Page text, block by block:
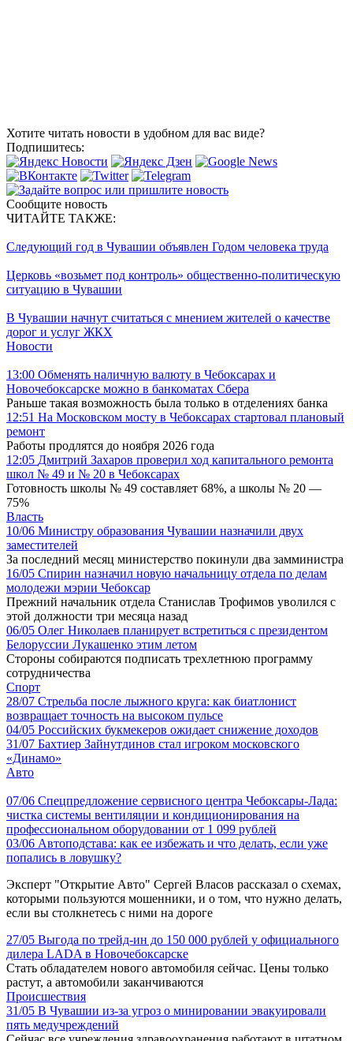
Хотите читать новости в удобном для вас виде?
Подпишитесь:
Сообщите новость
ЧИТАЙТЕ ТАКЖЕ:
Следующий год в Чувашии объявлен Годом человека труда
Церковь «возьмет под контроль» общественно-политическую
ситуацию в Чувашии
В Чувашии начнут считаться с мнением жителей о качестве
дорог и услуг ЖКХ
Новости
13:00 Обменять наличную валюту в Чебоксарах и
Новочебоксарске можно в банкоматах Сбера
Раньше такая возможность была только в отделениях банка
12:51 На Московском мосту в Чебоксарах стартовал плановый
ремонт
Работы продлятся до ноября 2026 года
12:05 Дмитрий Захаров проверил ход капитального ремонта
школ № 49 и № 20 в Чебоксарах
Готовность школы № 49 составляет 68%, а школы № 20 —
75%
Власть
10/06 Министру образования Чувашии назначили двух
заместителей
За последний месяц министерство покинули два замминистра
16/05 Спирин назначил новую начальницу отдела по делам
молодежи мэрии Чебоксар
Прежний начальник отдела Станислав Трофимов уволился с
этой должности три месяца назад
06/05 Олег Николаев планирует встретиться с президентом
Белоруссии Лукашенко этим летом
Стороны собираются подписать трехлетнюю программу
сотрудничества
Спорт
28/07 Стрельба после лыжного круга: как биатлонист
возвращает точность на высоком пульсе
04/05 Российских букмекеров ожидает снижение доходов
31/07 Бахтиер Зайнутдинов стал игроком московского
«Динамо»
Авто
07/06 Спецпредложение сервисного центра Чебоксары-Лада:
чистка системы вентиляции и кондиционирования на
профессиональном оборудовании от 1 099 рублей
03/06 Автоподстава: как ее избежать и что делать, если уже
попались в ловушку?
Эксперт "Открытие Авто" Сергей Власов рассказал о схемах,
которыми пользуются мошенники, и о том, что нужно делать,
если вы столкнетесь с ними на дороге
27/05 Выгода по трейд-ин до 150 000 рублей у официального
дилера LADA в Новочебоксарске
Стать обладателем нового автомобиля сейчас. Цены только
растут, а автомобили заканчиваются
Происшествия
31/05 В Чувашии из-за угроз о минировании эвакуировали
пять медучреждений